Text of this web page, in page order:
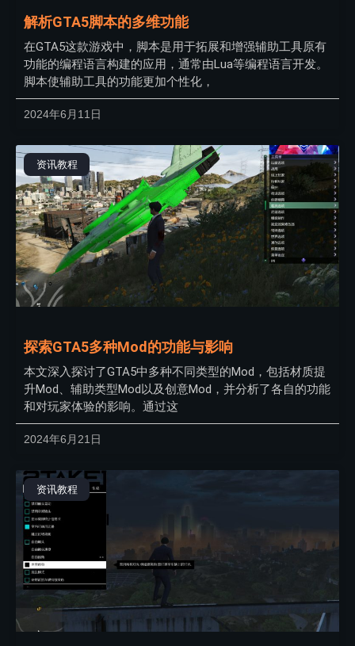
解析GTA5脚本的多维功能
在GTA5这款游戏中，脚本是用于拓展和增强辅助工具原有
功能的编程语言构建的应用，通常由Lua等编程语言开发。
脚本使辅助工具的功能更加个性化，
2024年6月11日
资讯教程
探索GTA5多种Mod的功能与影响
本文深入探讨了GTA5中多种不同类型的Mod，包括材质提
升Mod、辅助类型Mod以及创意Mod，并分析了各自的功能
和对玩家体验的影响。通过这
2024年6月21日
资讯教程